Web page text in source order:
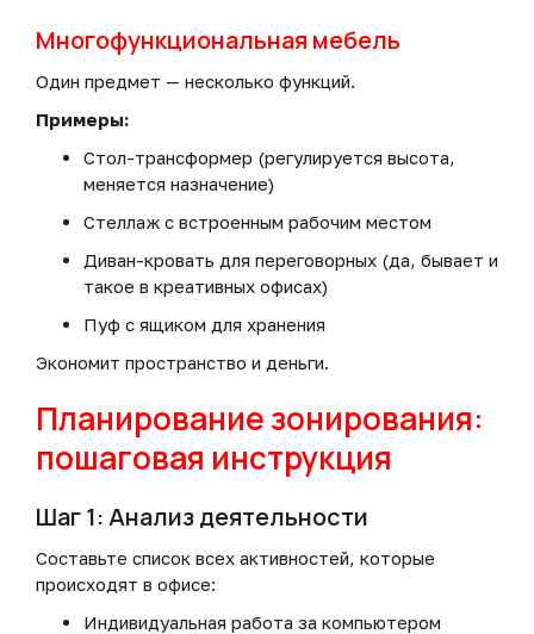
Многофункциональная мебель
Один предмет — несколько функций.
Примеры:
Стол-трансформер (регулируется высота,
меняется назначение)
Стеллаж с встроенным рабочим местом
Диван-кровать для переговорных (да, бывает и
такое в креативных офисах)
Пуф с ящиком для хранения
Экономит пространство и деньги.
Планирование зонирования:
пошаговая инструкция
Шаг 1: Анализ деятельности
Составьте список всех активностей, которые
происходят в офисе:
Индивидуальная работа за компьютером